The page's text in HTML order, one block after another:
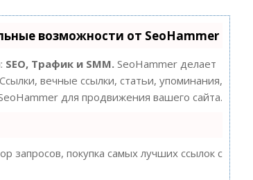
возможности от SeoHammer
SEO, Трафик и SMM. SeoHammer делает
вечные ссылки, статьи, упоминания,
для продвижения вашего сайта.
покупка самых лучших ссылок с